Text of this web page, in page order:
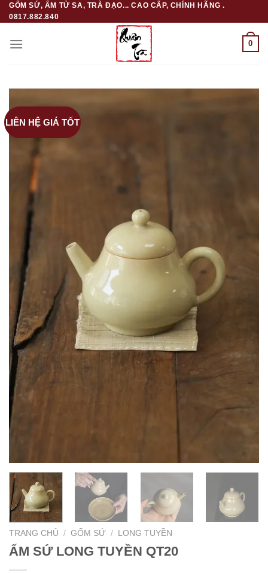
Skip
to
GỐM SỨ, ẤM TỬ SA, TRÀ ĐẠO... CAO CẤP, CHÍNH HÃNG .
0817.882.840
0
LIÊN HỆ GIÁ TỐT
TRANG CHỦ / GỐM SỨ / LONG TUYỀN
ẤM SỨ LONG TUYỀN QT20